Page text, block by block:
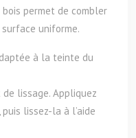
bois permet de combler
uniforme.
à la teinte du
lissage. Appliquez
lissez-la à l’aide